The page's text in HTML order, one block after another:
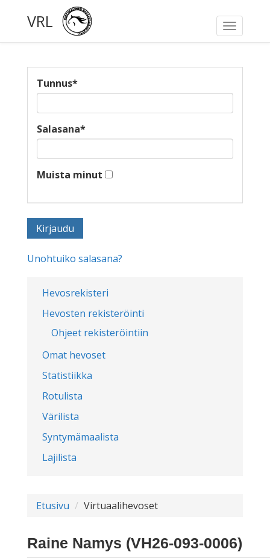
Toggle
VRL
Hevosrekisteri
Hevosten rekisteröinti
Ohjeet rekisteröintiin
Omat hevoset
Statistiikka
Rotulista
Värilista
Syntymämaalista
Lajilista
Tunnus*
Salasana*
Muista minut
Unohtuiko salasana?
Etusivu Virtuaalihevoset
Raine Namys (VH26-093-0006)